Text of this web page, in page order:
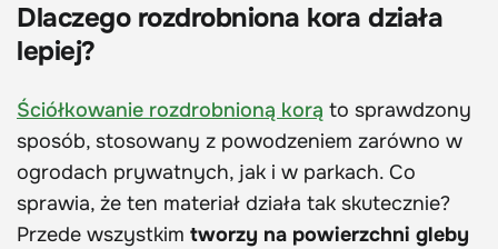
Dlaczego rozdrobniona kora działa
lepiej?
Ściółkowanie rozdrobnioną korą to sprawdzony
sposób, stosowany z powodzeniem zarówno w
ogrodach prywatnych, jak i w parkach. Co
sprawia, że ten materiał działa tak skutecznie?
Przede wszystkim tworzy na powierzchni gleby